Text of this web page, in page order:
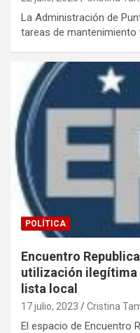
La Administración de
tareas de mantenimiento
POLÍTICA
Encuentro
utilización ilegítima
lista local
17 julio, 2023 Cristina
El espacio de Encuentro